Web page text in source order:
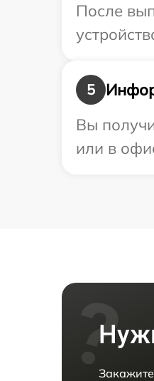
После
5
Вы
или в